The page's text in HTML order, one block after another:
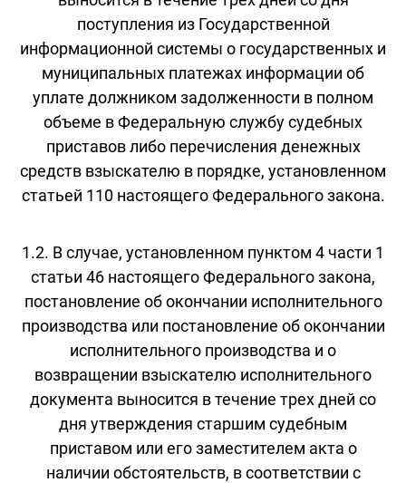
поступления из Государственной
информационной системы о государственных и
муниципальных платежах информации об
уплате должником задолженности в полном
объеме в Федеральную службу судебных
приставов либо перечисления денежных
средств взыскателю в порядке, установленном
статьей 110 настоящего Федерального закона.
1.2. В случае, установленном пунктом 4 части 1
статьи 46 настоящего Федерального закона,
постановление об окончании исполнительного
производства или постановление об окончании
исполнительного производства и о
возвращении взыскателю исполнительного
документа выносится в течение трех дней со
дня утверждения старшим судебным
приставом или его заместителем акта о
наличии обстоятельств, в соответствии с